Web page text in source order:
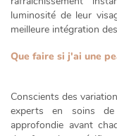
luminosité de leur
meilleure intégration
Que faire si j'ai une
Conscients des
experts en soins
approfondie avant